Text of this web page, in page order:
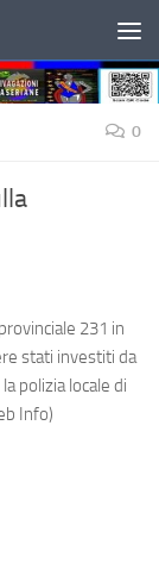
0
231 in
stati investiti da
polizia locale di
Info)